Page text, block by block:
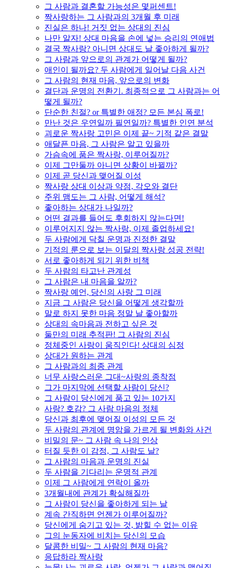
그 사람과 결혼할 가능성은 몇퍼센트!
짝사랑하는 그 사람과의 3개월 후 미래
진실은 하나! 거짓 없는 상대의 진심
나만 알자! 상대 마음을 손에 넣는 승리의 연애법
결국 짝사랑? 아니면 상대도 날 좋아하게 될까?
그 사람과 앞으로의 관계가 어떻게 될까?
애인이 될까요? 두 사람에게 일어날 다음 사건
그 사람의 현재 마음, 앞으로의 변화
결단과 운명의 전환기. 최종적으로 그 사람과는 어
떻게 될까?
단순한 친절? or 특별한 애정? 모든 본심 폭로!
만난 것은 우연일까 필연일까? 특별한 인연 분석
괴로운 짝사랑 고민은 이제 끝~ 기적 같은 결말
애달픈 마음, 그 사람은 알고 있을까
가슴속에 품은 짝사랑, 이루어질까?
이제 그만둘까 아니면 상황이 바뀔까?
이제 곧 당신과 맺어질 이성
짝사랑 상대 이상과 약점, 각오와 결단
주위 맴도는 그 사람, 어떻게 해석?
좋아하는 상대가 나일까?
어떤 결과를 들어도 후회하지 않는다면!
이루어지지 않는 짝사랑, 이제 졸업하세요!
두 사람에게 닥칠 운명과 진정한 결말
기적의 룬으로 보는 이달의 짝사랑 성공 전략!
서로 좋아하게 되기 위한 비책
두 사람의 타고난 관계성
그 사람은 내 마음을 알까?
짝사랑 예언, 당신의 사랑 그 미래
지금 그 사람은 당신을 어떻게 생각할까
말로 하지 못한 마음 정말 날 좋아할까
상대의 속마음과 전하고 싶은 것
둘만의 미래 추적판! 그 사람의 진심
정체중인 사랑이 움직인다! 상대의 심정
상대가 원하는 관계
그 사람과의 최종 관계
너무 사랑스러운 그대~사랑의 종착점
그가 마지막에 선택할 사람이 당신?
그 사람이 당신에게 품고 있는 10가지
사랑? 호감? 그 사람 마음의 정체
당신과 최후에 맺어질 이성의 모든 것
두 사람의 관계에 명암을 가르게 될 변화와 사건
비밀의 문~ 그 사람 속 나의 인상
터질 듯한 이 감정, 그 사람도 날?
그 사람의 마음과 운명의 진실
두 사람을 기다리는 운명적 관계
이제 그 사람에게 연락이 올까
3개월내에 관계가 확실해질까
그 사람이 당신을 좋아하게 되는 날
계속 간직하면 언젠가 이루어질까?
당신에게 숨기고 있는 것, 밝힐 수 없는 이유
그의 눈동자에 비치는 당신의 모습
달콤한 비밀~ 그 사람의 현재 마음?
응답하라 짝사랑